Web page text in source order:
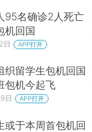
95名确诊2人死亡
机回国
日 APP打开
织留学生包机回国
包机今起飞
日 APP打开
或于本周首包机回